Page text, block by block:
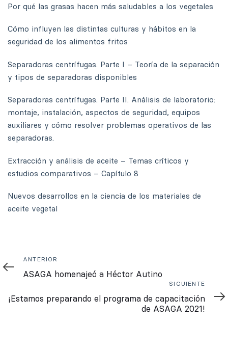
Por qué las grasas hacen más saludables a los vegetales
Cómo influyen las distintas culturas y hábitos en la
seguridad de los alimentos fritos
Separadoras centrífugas. Parte I – Teoría de la separación
y tipos de separadoras disponibles
Separadoras centrífugas. Parte II. Análisis de laboratorio:
montaje, instalación, aspectos de seguridad, equipos
auxiliares y cómo resolver problemas operativos de las
separadoras.
Extracción y análisis de aceite – Temas críticos y
estudios comparativos – Capítulo 8
Nuevos desarrollos en la ciencia de los materiales de
aceite vegetal
Anterior
ANTERIOR
ASAGA homenajeó a Héctor Autino
SIGUIENTE
¡Estamos preparando el programa de capacitación
de ASAGA 2021!